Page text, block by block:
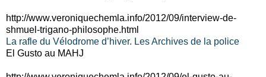
http://www.veroniquechemla.info/2012/09/interview-de-
shmuel-trigano-philosophe.html
La rafle du Vélodrome d’hiver. Les Archives de la police
El Gusto au MAHJ